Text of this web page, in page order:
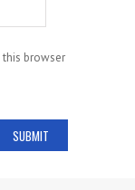
this browser